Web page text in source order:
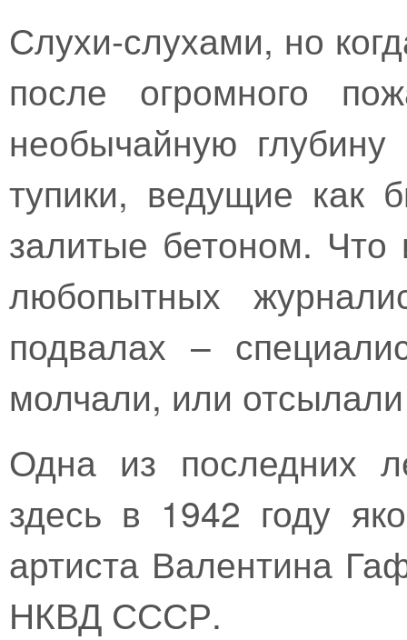
Слухи-слухами, но
после огромного
необычайную
тупики, ведущие как
залитые бетоном. Что
любопытных
подвалах –
молчали, или отсылали
Одна из последних
здесь в 1942 году
артиста Валентина
НКВД СССР.